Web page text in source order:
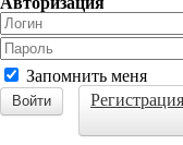
Запомнить меня
Войти Регистрация